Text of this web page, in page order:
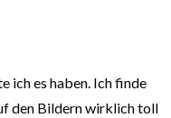
ich es haben. Ich finde
den Bildern wirklich toll